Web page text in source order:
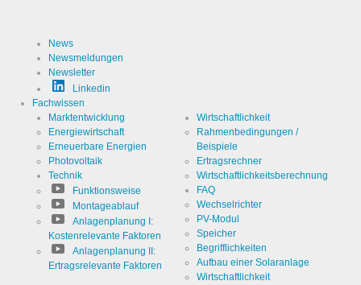
News
Newsmeldungen
Newsletter
Linkedin
Fachwissen
Marktentwicklung
Energiewirtschaft
Erneuerbare Energien
Photovoltaik
Technik
Funktionsweise
Montageablauf
Anlagenplanung I:
Kostenrelevante Faktoren
Anlagenplanung II:
Ertragsrelevante Faktoren
Wirtschaftlichkeit
Rahmenbedingungen /
Beispiele
Ertragsrechner
Wirtschaftlichkeitsberechnung
FAQ
Wechselrichter
PV-Modul
Speicher
Begrifflichkeiten
Aufbau einer Solaranlage
Wirtschaftlichkeit
Name
Anbieter
Zweck
LinkedIn für
Website-
statistische
Daten
darüber,
wie der
Besucher
die Website
nutzt.
Cookie Name
Cookie Laufzeit 2 Jahre
Infos schließen